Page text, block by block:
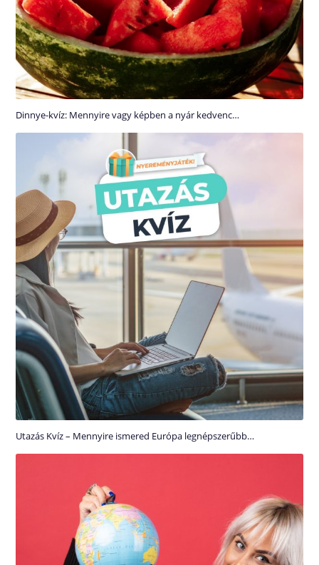
Dinnye-kvíz: Mennyire vagy képben a nyár kedvenc…
Utazás Kvíz – Mennyire ismered Európa legnépszerűbb…